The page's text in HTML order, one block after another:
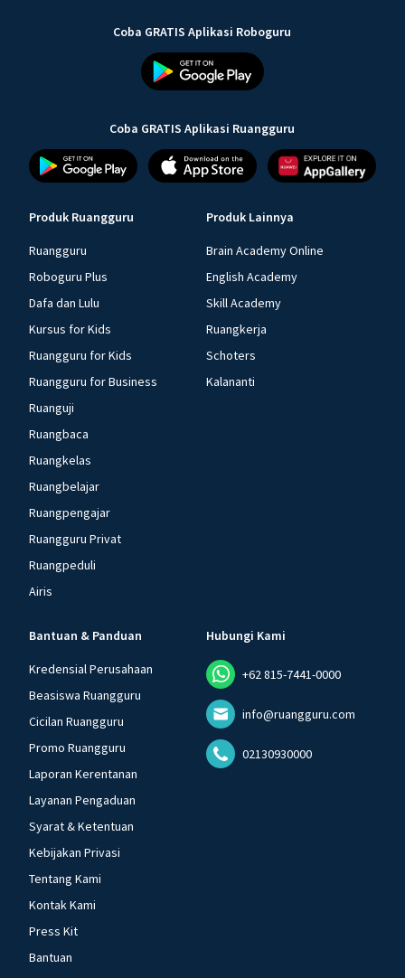
Coba GRATIS Aplikasi Roboguru
Coba GRATIS Aplikasi Ruangguru
Produk Ruangguru
Ruangguru
Roboguru Plus
Dafa dan Lulu
Kursus for Kids
Ruangguru for Kids
Ruangguru for Business
Ruanguji
Ruangbaca
Ruangkelas
Ruangbelajar
Ruangpengajar
Ruangguru Privat
Ruangpeduli
Airis
Produk Lainnya
Brain Academy Online
English Academy
Skill Academy
Ruangkerja
Schoters
Kalananti
Bantuan & Panduan
Kredensial Perusahaan
Beasiswa Ruangguru
Cicilan Ruangguru
Promo Ruangguru
Laporan Kerentanan
Layanan Pengaduan
Syarat & Ketentuan
Kebijakan Privasi
Tentang Kami
Kontak Kami
Press Kit
Bantuan
Hubungi Kami
+62 815-7441-0000
info@ruangguru.com
02130930000